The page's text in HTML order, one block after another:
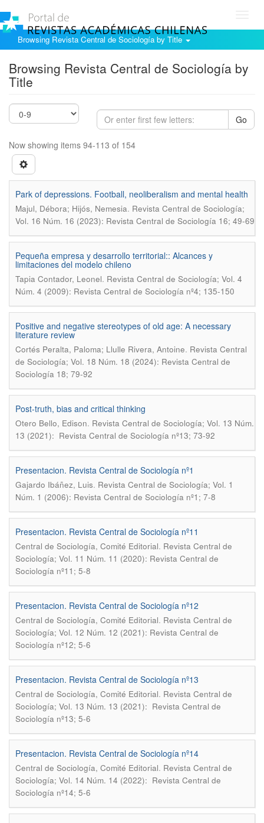
Browsing Revista Central de Sociología by Title
Browsing Revista Central de Sociología by
Title
Go
Now showing items 94-113 of 154
Park of depressions. Football, neoliberalism and mental health
Majul, Débora; Hijós, Nemesia. Revista Central de Sociología;
Vol. 16 Núm. 16 (2023): Revista Central de Sociología 16; 49-69
Pequeña empresa y desarrollo territorial:: Alcances y
limitaciones del modelo chileno
Tapia Contador, Leonel. Revista Central de Sociología; Vol. 4
Núm. 4 (2009): Revista Central de Sociología nº4; 135-150
Positive and negative stereotypes of old age: A necessary
literature review
Cortés Peralta, Paloma; Llulle Rivera, Antoine. Revista Central
de Sociología; Vol. 18 Núm. 18 (2024): Revista Central de
Sociología 18; 79-92
Post-truth, bias and critical thinking
Otero Bello, Edison. Revista Central de Sociología; Vol. 13 Núm.
13 (2021): Revista Central de Sociología nº13; 73-92
Presentacion. Revista Central de Sociología nº1
Gajardo Ibáñez, Luis. Revista Central de Sociología; Vol. 1
Núm. 1 (2006): Revista Central de Sociología nº1; 7-8
Presentacion. Revista Central de Sociología nº11
Central de Sociología, Comité Editorial. Revista Central de
Sociología; Vol. 11 Núm. 11 (2020): Revista Central de
Sociología nº11; 5-8
Presentacion. Revista Central de Sociología nº12
Central de Sociología, Comité Editorial. Revista Central de
Sociología; Vol. 12 Núm. 12 (2021): Revista Central de
Sociología nº12; 5-6
Presentacion. Revista Central de Sociología nº13
Central de Sociología, Comité Editorial. Revista Central de
Sociología; Vol. 13 Núm. 13 (2021): Revista Central de
Sociología nº13; 5-6
Presentacion. Revista Central de Sociología nº14
Central de Sociología, Comité Editorial. Revista Central de
Sociología; Vol. 14 Núm. 14 (2022): Revista Central de
Sociología nº14; 5-6